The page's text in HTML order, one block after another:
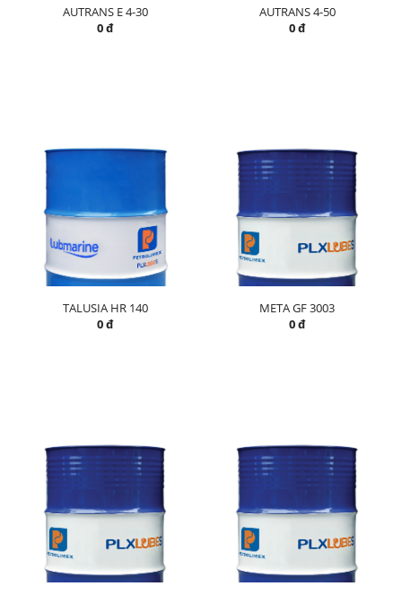
AUTRANS E 4-30
0 đ
AUTRANS 4-50
0 đ
TALUSIA HR 140
0 đ
META GF 3003
0 đ